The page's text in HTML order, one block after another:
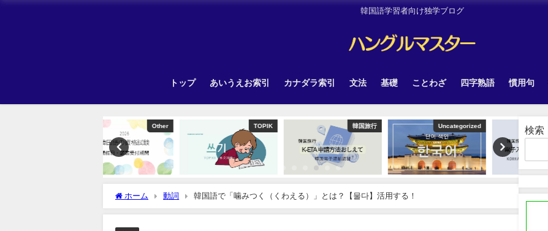
韓国語学習者向け独学ブログ
トップ あいうえお索引 カナダラ索引 文法 基礎 ことわざ 四字熟語 慣用句
Uncategorized
ホーム 動詞 韓国語で「噛みつく（くわえる）」とは？【물다】活用する！
検索